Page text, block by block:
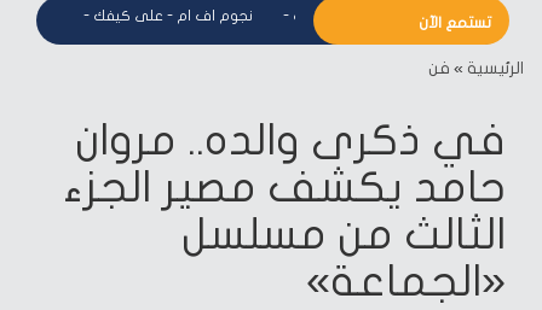
تستمع الآن - نجوم اف ام - على كيفك - نجوم اف ام - على كيفك نجوم
الرئيسية » فن
في ذكرى والده.. مروان
حامد يكشف مصير الجزء
الثالث من مسلسل
«الجماعة»